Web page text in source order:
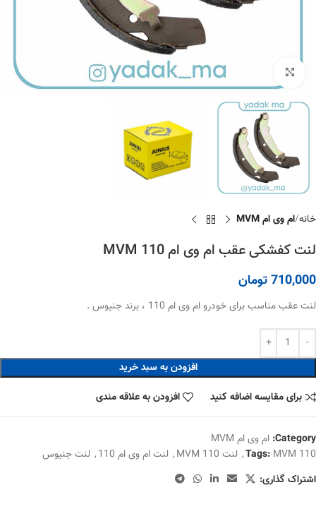
برای بزرگنمایی کلیک کنید
خانه ام وی ام MVM
لنت کفشکی عقب ام وی ام 110 MVM
710,000تومان
لنت عقب مناسب برای خودرو ام وی ام 110 ، برند جنیوس .
افزودن به سبد خرید
برای مقایسه اضافه کنید
افزودن به علاقه مندی
Category: ام وی ام MVM
Tags: MVM 110
, لنت MVM 110 , لنت ام وی ام 110 , لنت جنیوس
اشتراک گذاری: